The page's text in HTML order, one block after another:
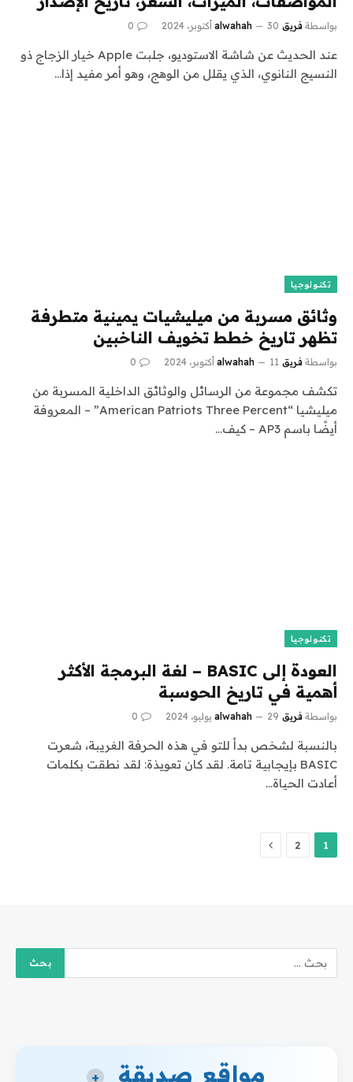
بواسطة فريق alwahah 30 أكتوبر، 2024 0
عند الحديث عن شاشة الاستوديو، جلبت Apple خيار الزجاج ذو
النسيج النانوي، الذي يقلل من الوهج، وهو أمر مفيد إذا…
تكنولوجيا
وثائق مسربة من ميليشيات يمينية متطرفة
تظهر تاريخ خطط تخويف الناخبين
بواسطة فريق alwahah 11 أكتوبر، 2024 0
تكشف مجموعة من الرسائل والوثائق الداخلية المسربة من
ميليشيا “American Patriots Three Percent” – المعروفة
أيضًا باسم AP3 – كيف…
تكنولوجيا
العودة إلى BASIC – لغة البرمجة الأكثر
أهمية في تاريخ الحوسبة
بواسطة فريق alwahah 29 يوليو، 2024 0
بالنسبة لشخص بدأ للتو في هذه الحرفة الغريبة، شعرت
BASIC بإيجابية تامة. لقد كان تعويذة: لقد نطقت بكلمات
أعادت الحياة…
1
2 التالي
مواقع صديقة +